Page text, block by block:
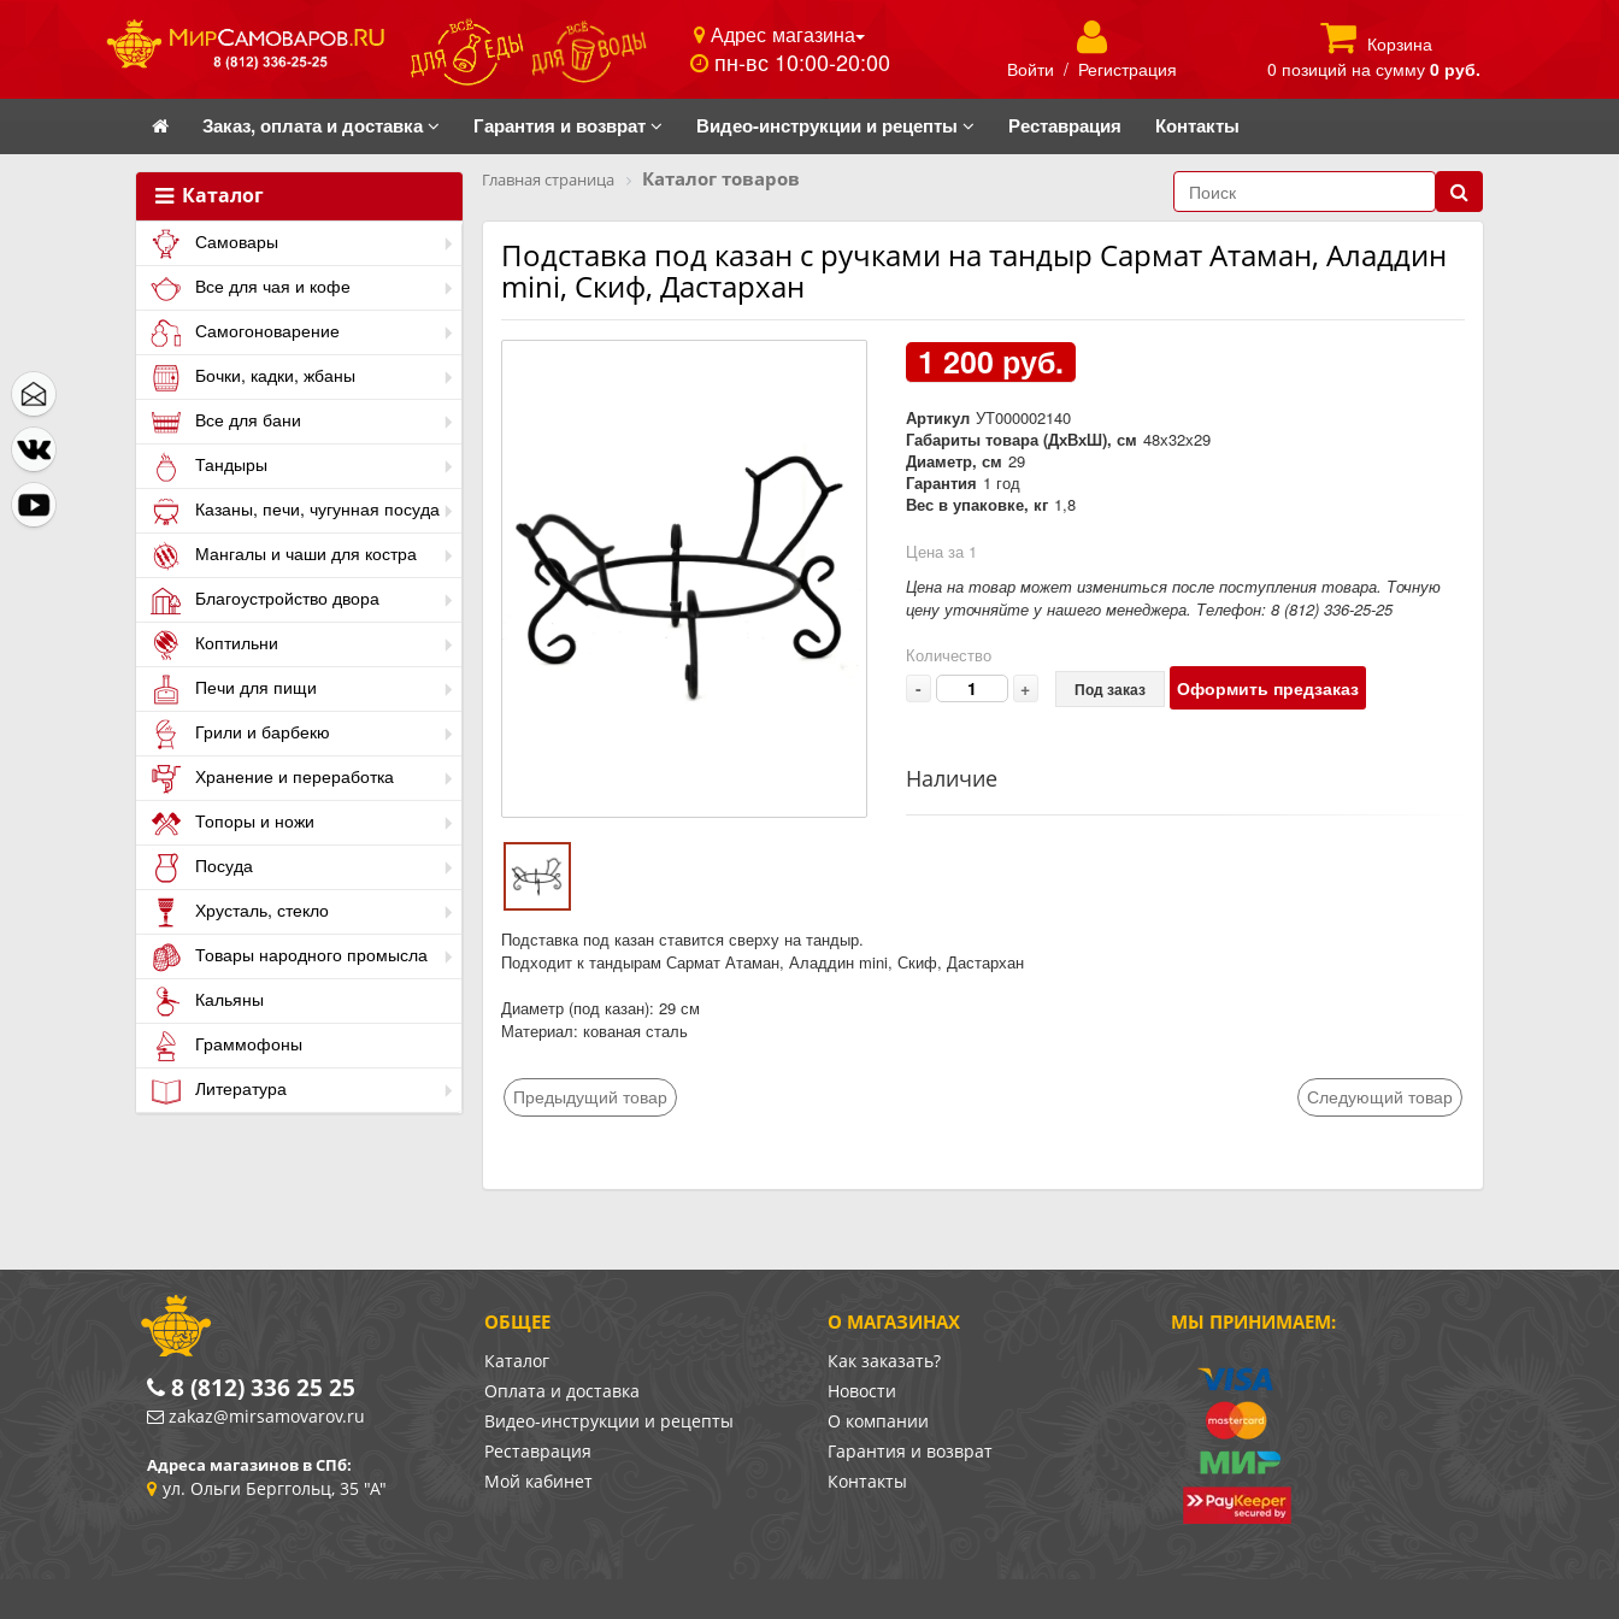
Адрес магазина
пн-вс 10:00-20:00 Войти / Регистрация
Корзина
0 позиций на сумму 0 руб.
Заказ, оплата и доставка Гарантия и возврат Видео-инструкции и рецепты Реставрация Контакты
Каталог
Самовары
Все для чая и кофе
Самогоноварение
Бочки, кадки, жбаны
Все для бани
Тандыры
Казаны, печи, чугунная посуда
Мангалы и чаши для костра
Благоустройство двора
Коптильни
Печи для пищи
Грили и барбекю
Хранение и переработка
Топоры и ножи
Посуда
Хрусталь, стекло
Товары народного промысла
Кальяны
Граммофоны
Литература
Главная страница Каталог товаров
Подставка под казан с ручками на тандыр Сармат Атаман, Аладдин
mini, Скиф, Дастархан
1 200 руб.
Артикул УТ000002140
Габариты товара (ДхВхШ), см 48х32х29
Диаметр, см 29
Гарантия 1 год
Вес в упаковке, кг 1,8
Цена за 1
Цена на товар может измениться после поступления товара. Точную
цену уточняйте у нашего менеджера. Телефон: 8 (812) 336-25-25
Количество
- + Под заказ Оформить предзаказ
Наличие
Подставка под казан ставится сверху на тандыр.
Подходит к тандырам Сармат Атаман, Аладдин mini, Скиф, Дастархан
Диаметр (под казан): 29 см
Материал: кованая сталь
Предыдущий товар Следующий товар
О МАГАЗИНАХ
Как заказать?
Новости
О компании
Гарантия и возврат
Контакты
ОБЩЕЕ
Каталог
Оплата и доставка
Видео-инструкции и рецепты
Реставрация
Мой кабинет
МЫ ПРИНИМАЕМ:
8 (812) 336 25 25
zakaz@mirsamovarov.ru
Адреса магазинов в СПб:
ул. Ольги Берггольц, 35 "А"